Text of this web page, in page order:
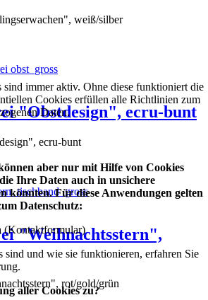
weiß/silber
"Obstdesign", ecru-bunt
ecru-bunt
"Weihnachtsstern",
rot/gold/grün
sind immer aktiv. Ohne diese funktioniert die
Cookies erfüllen alle Richtlinien zum
Daten.
aber nur mit Hilfe von Cookies
Ihre Daten auch in unsichere
könnten. Für diese Anwendungen gelten
Datenschutz:
(Kontaktformular)
sind und wie sie funktionieren, erfahren Sie
aller Cookies zu?